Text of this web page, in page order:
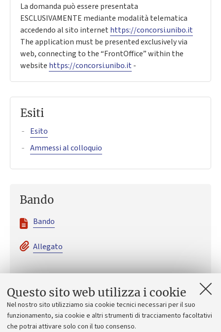
Questo sito web utilizza i cookie
Nel nostro sito utilizziamo sia cookie tecnici necessari per il suo
funzionamento, sia cookie e altri strumenti di tracciamento facoltativi
che potrai attivare solo con il tuo consenso.
La domanda può essere presentata
ESCLUSIVAMENTE mediante modalità telematica
accedendo al sito internet https://concorsi.unibo.it
The application must be presented exclusively via
web, connecting to the “FrontOffice” within the
website https://concorsi.unibo.it-
Esiti
Esito
Ammessi al colloquio
Bando
Bando
Allegato
Call for applications
Call for applications